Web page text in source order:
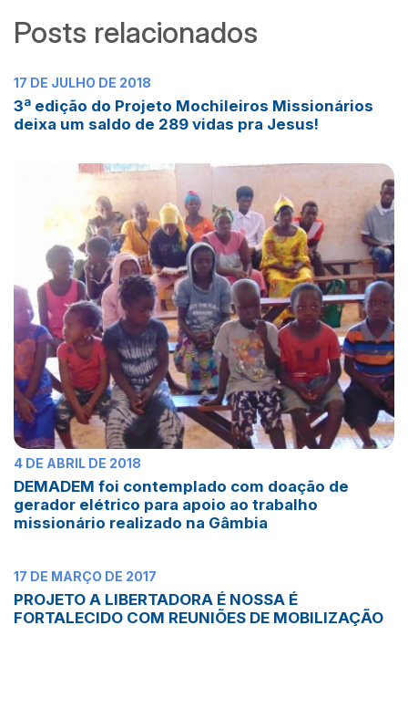
Posts relacionados
17 DE JULHO DE 2018
3ª edição do Projeto Mochileiros Missionários
deixa um saldo de 289 vidas pra Jesus!
4 DE ABRIL DE 2018
DEMADEM foi contemplado com doação de
gerador elétrico para apoio ao trabalho
missionário realizado na Gâmbia
17 DE MARÇO DE 2017
PROJETO A LIBERTADORA É NOSSA É
FORTALECIDO COM REUNIÕES DE MOBILIZAÇÃO